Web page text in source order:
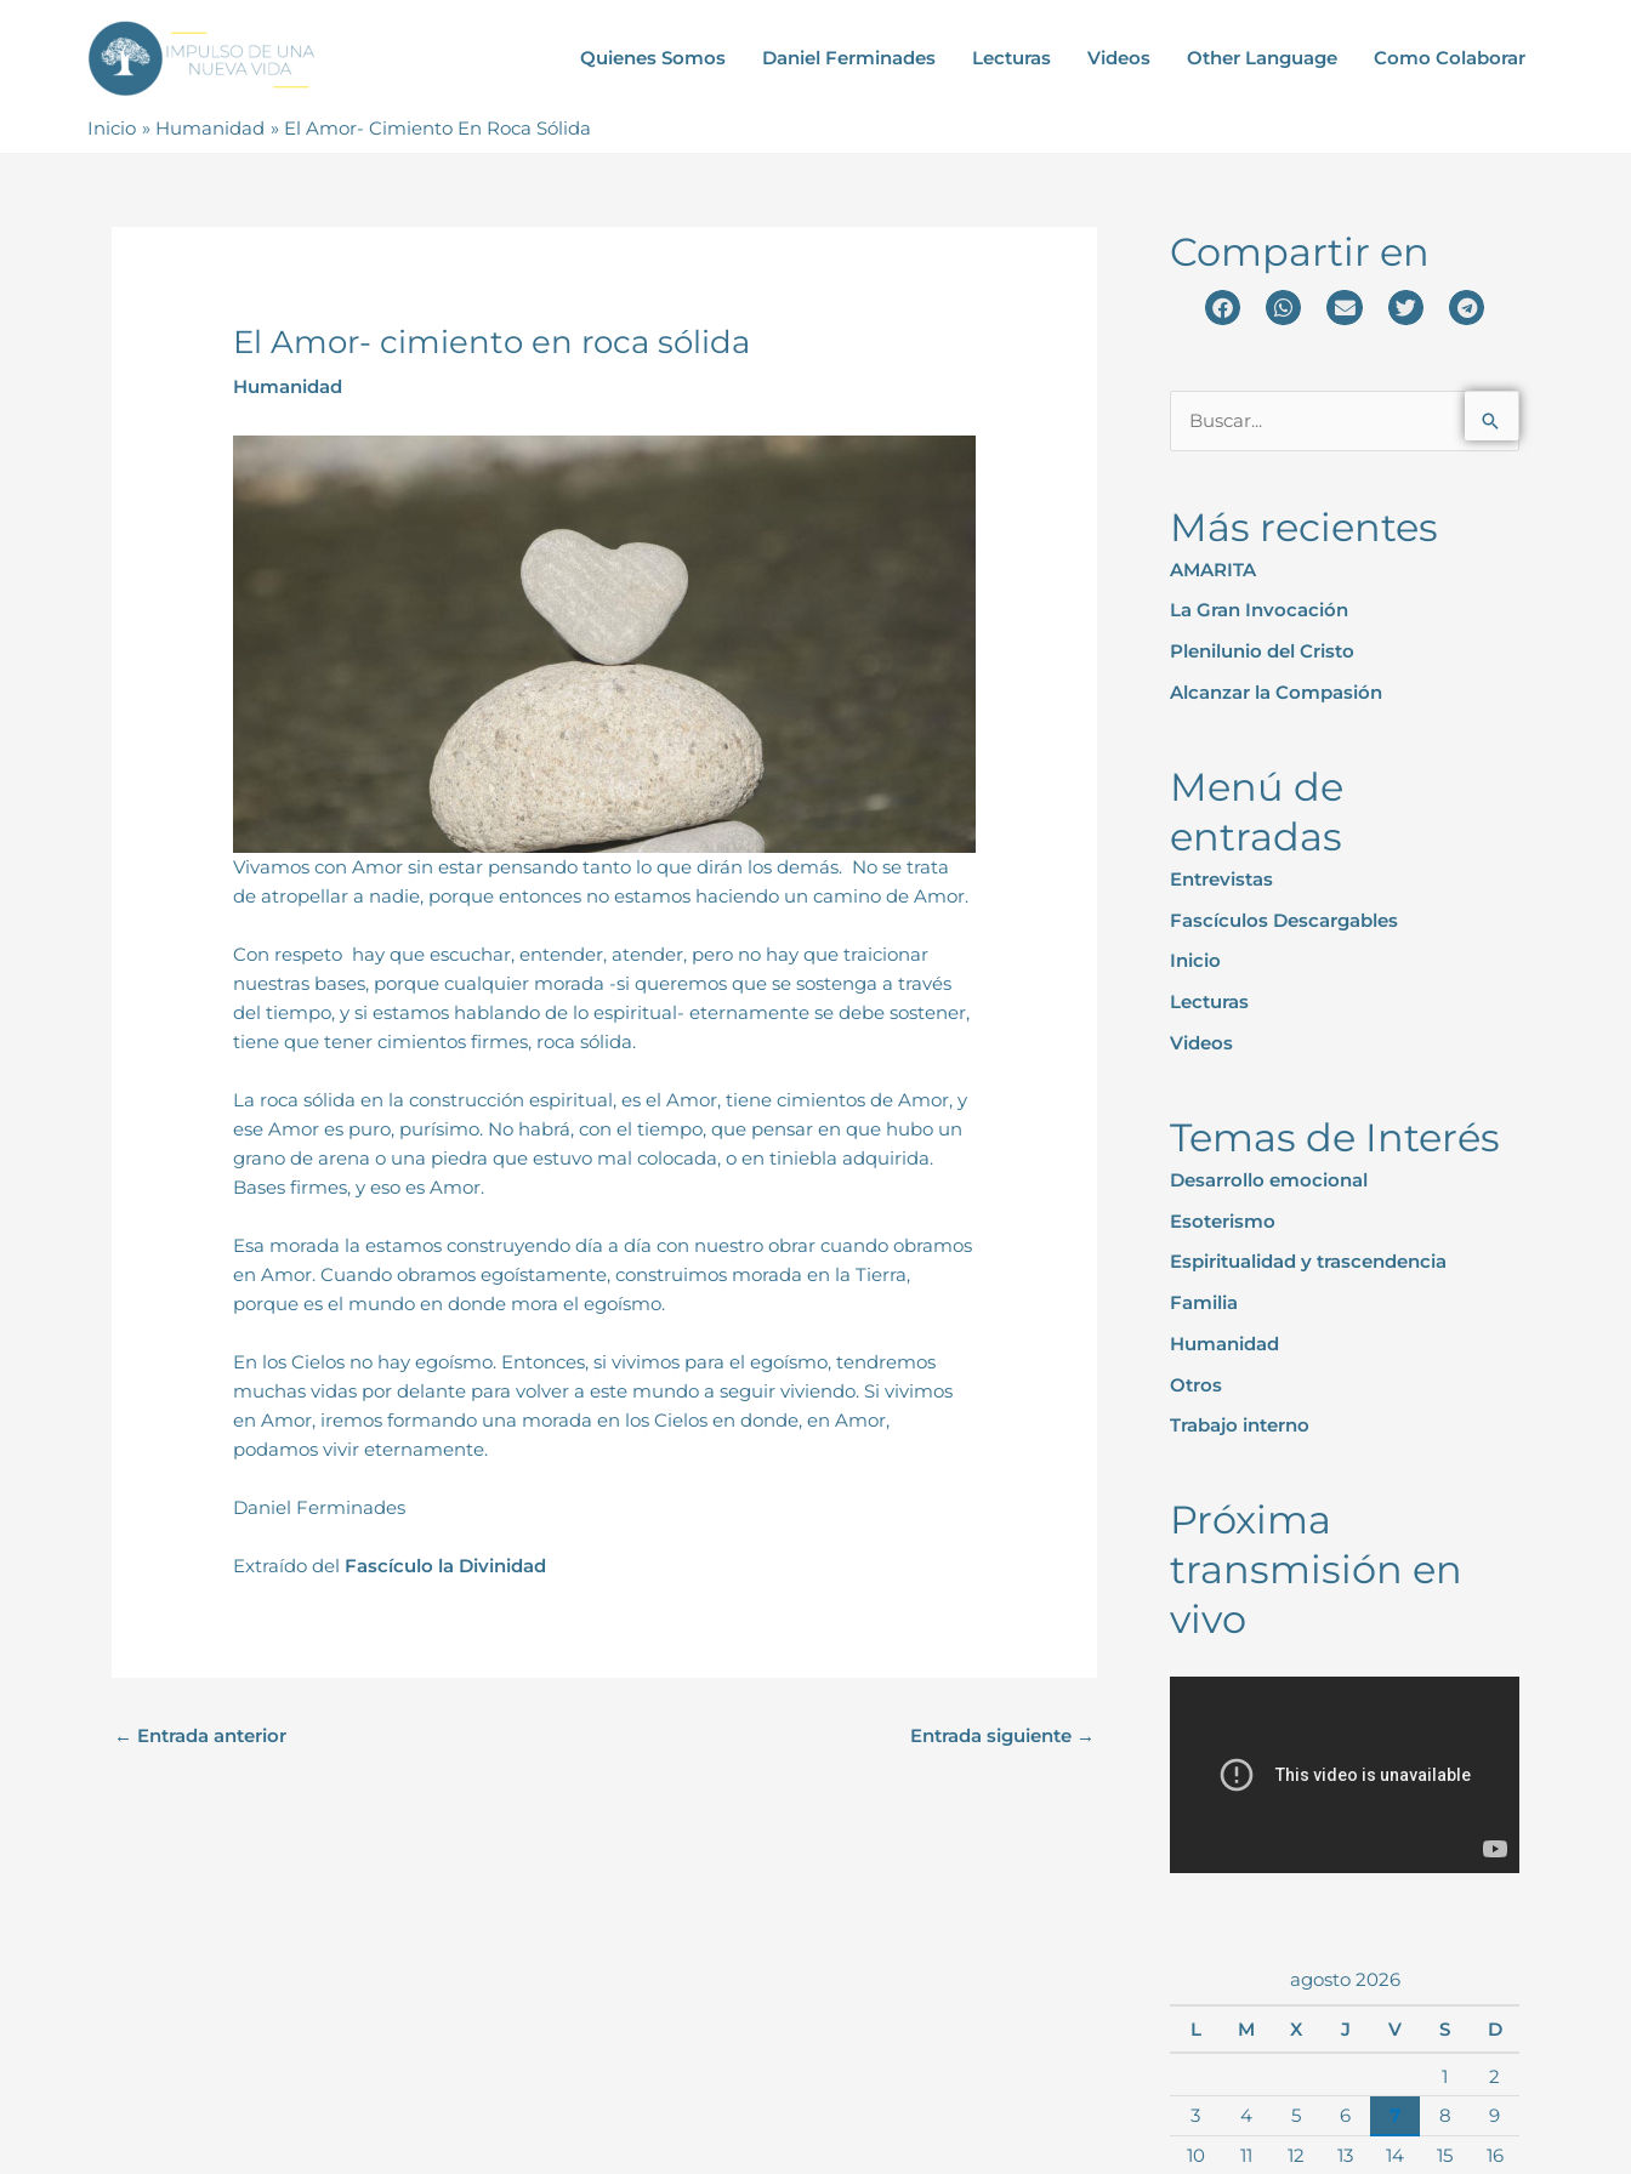
contenido
Quienes Somos Daniel Ferminades Lecturas Videos Other Language Como Colaborar
Inicio Humanidad El Amor- Cimiento En Roca Sólida
El Amor- cimiento en roca sólida
Humanidad
Vivamos con Amor sin estar pensando tanto lo que dirán los demás. No se trata
de atropellar a nadie, porque entonces no estamos haciendo un camino de Amor.
Con respeto hay que escuchar, entender, atender, pero no hay que traicionar
nues­tras bases, porque cualquier morada -si queremos que se sos­tenga a través
del tiempo, y si estamos hablando de lo espiri­tual- eternamente se debe sostener,
tiene que tener cimientos firmes, roca sólida.
La roca sólida en la construcción espiritual, es el Amor, tiene cimientos de Amor, y
ese Amor es puro, purísimo. No habrá, con el tiempo, que pensar en que hubo un
grano de arena o una piedra que estuvo mal colocada, o en tiniebla adquirida.
Bases firmes, y eso es Amor.
Esa morada la estamos construyendo día a día con nuestro obrar cuando obramos
en Amor. Cuando obramos egoísta­mente, construimos morada en la Tierra,
porque es el mundo en donde mora el egoísmo.
En los Cielos no hay egoísmo. En­tonces, si vivimos para el egoísmo, tendremos
muchas vidas por delante para volver a este mundo a seguir viviendo. Si vivimos
en Amor, iremos formando una morada en los Cielos en donde, en Amor,
podamos vivir eternamente.
Daniel Ferminades
Extraído del Fascículo la Divinidad
← Entrada anterior Entrada siguiente →
Compartir en
a
r
p
Más recientes
AMARITA
La Gran Invocación
Plenilunio del Cristo
Alcanzar la Compasión
Menú de
entradas
Entrevistas
Fascículos Descargables
Inicio
Lecturas
Videos
Temas de Interés
Desarrollo emocional
Esoterismo
Espiritualidad y trascendencia
Familia
Humanidad
Otros
Trabajo interno
Próxima
transmisión en
vivo
agosto 2026
L M X J V S D
1
2
3
4 5 6 7 8
9
10
11 12 13 14 15 16